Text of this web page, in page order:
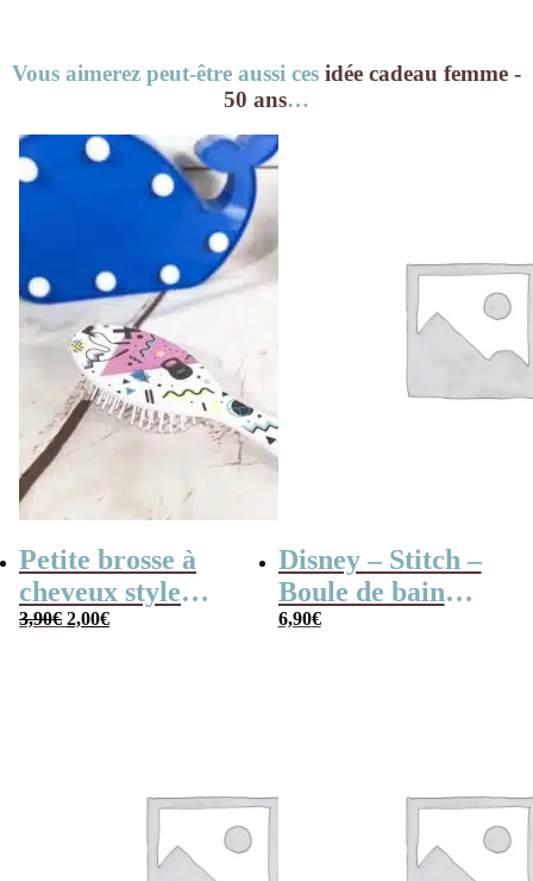
Vous aimerez peut-être aussi ces idée cadeau femme -
50 ans…
Petite brosse à
cheveux style
années 80
3,90€ Le
prix
2,00€Le
prix
Disney – Stitch –
Boule de bain
effervescente –
6,90€